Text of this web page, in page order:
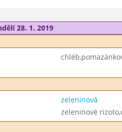
28. 1. 2019
zeleninová
zeleninové